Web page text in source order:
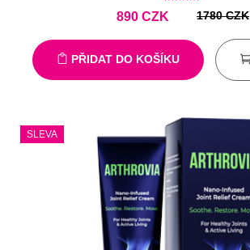
CZK
890 1780 CZK
PŘIDAT DO KOŠÍKU
SLEVA